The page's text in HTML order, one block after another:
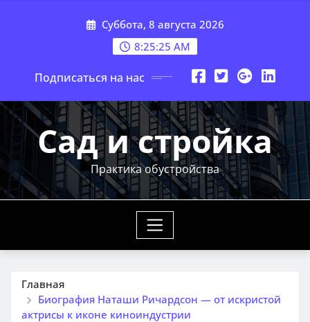
Суббота, 8 августа 2026
8:25:26 AM
Подписаться на нас
Сад и стройка
Практика обустройства
Главная
Биография Наташи Ричардсон — от искристой
актрисы к иконе киноиндустрии